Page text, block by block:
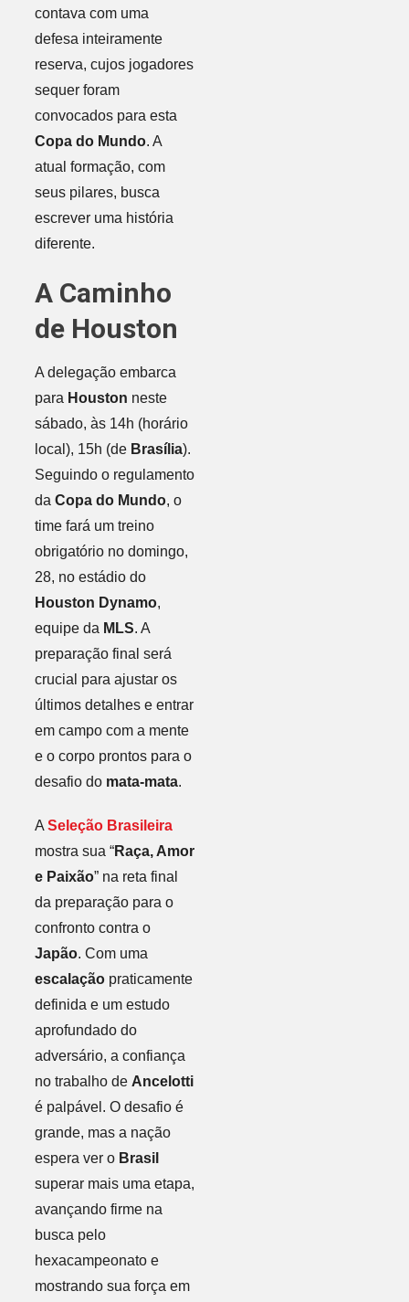
contava com uma
defesa inteiramente
reserva, cujos jogadores
sequer foram
convocados para esta
Copa do Mundo. A
atual formação, com
seus pilares, busca
escrever uma história
diferente.
A Caminho
de Houston
A delegação embarca
para Houston neste
sábado, às 14h (horário
local), 15h (de Brasília).
Seguindo o regulamento
da Copa do Mundo, o
time fará um treino
obrigatório no domingo,
28, no estádio do
Houston Dynamo,
equipe da MLS. A
preparação final será
crucial para ajustar os
últimos detalhes e entrar
em campo com a mente
e o corpo prontos para o
desafio do mata-mata.
A Seleção Brasileira
mostra sua “Raça, Amor
e Paixão” na reta final
da preparação para o
confronto contra o
Japão. Com uma
escalaçãopraticamente
definida e um estudo
aprofundado do
adversário, a confiança
no trabalho de Ancelotti
é palpável. O desafio é
grande, mas a nação
espera ver o Brasil
superar mais uma etapa,
avançando firme na
busca pelo
hexacampeonato e
mostrando sua força em